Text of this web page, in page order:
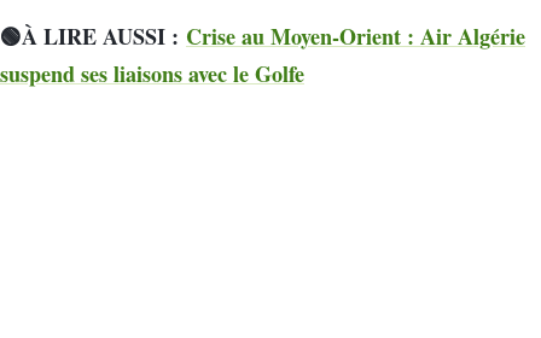
🟢À LIRE AUSSI : Crise au Moyen-Orient : Air Algérie
suspend ses liaisons avec le Golfe